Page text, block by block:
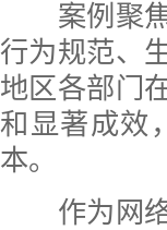
案例聚焦
行为规范、
地区各部门
和显著成效
本。
作为网络